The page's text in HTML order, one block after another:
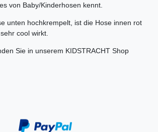
von Baby/Kinderhosen kennt.
unten hochkrempelt, ist die Hose innen rot
cool wirkt.
Sie in unserem KIDSTRACHT Shop